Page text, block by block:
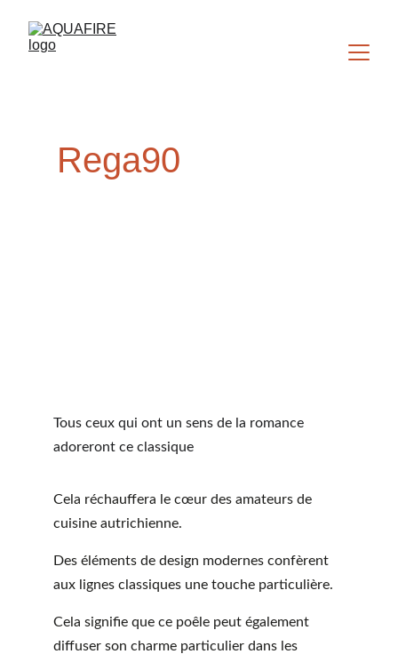
Rega90
Tous ceux qui ont un sens de la romance
adoreront ce classique
Cela réchauffera le cœur des amateurs de
cuisine autrichienne.
Des éléments de design modernes confèrent
aux lignes classiques une touche particulière.
Cela signifie que ce poêle peut également
diffuser son charme particulier dans les